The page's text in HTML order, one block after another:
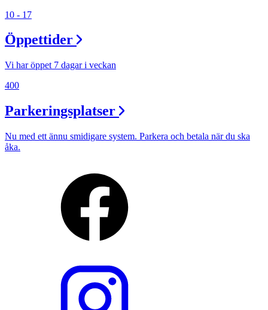
10 - 17
Öppettider
Vi har öppet 7 dagar i veckan
400
Parkeringsplatser
Nu med ett ännu smidigare system. Parkera och betala när du ska
åka.